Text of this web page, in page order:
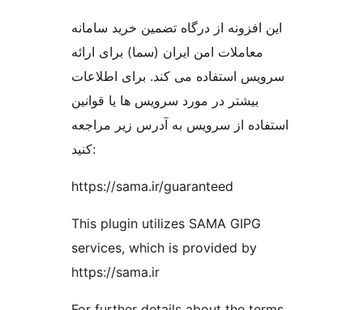
این افزونه از درگاه تضمین خرید سامانه
معاملات امن ایران (سما) برای ارائه
سرویس استفاده می کند. برای اطلاعات
بیشتر در مورد سرویس ها یا قوانین
استفاده از سرویس به آدرس زیر مراجعه
کنید:
https://sama.ir/guaranteed
This plugin utilizes SAMA GIPG
services, which is provided by
https://sama.ir